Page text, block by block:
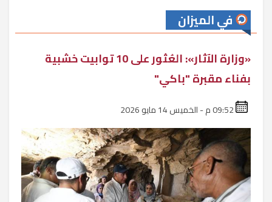
في الميزان
«وزارة الآثار»: العُثور على 10 توابيت خشبية
بفناء مقبرة "باكي"